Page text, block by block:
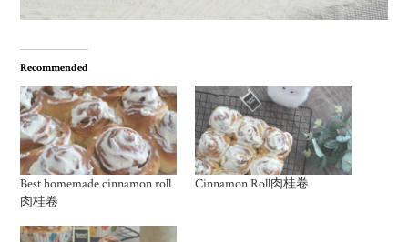
Recommended
Best homemade cinnamon roll
肉桂卷
Cinnamon Roll肉桂卷